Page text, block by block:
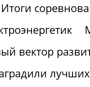
Итоги
вектор